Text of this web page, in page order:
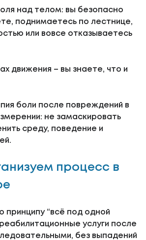
над телом: вы безопасно
поднимаетесь по лестнице,
или вовсе отказываетесь
движения – вы знаете, что и
боли после повреждений в
не замаскировать
среду, поведение и
процесс в
“всё под одной
услуги после
без выпадений